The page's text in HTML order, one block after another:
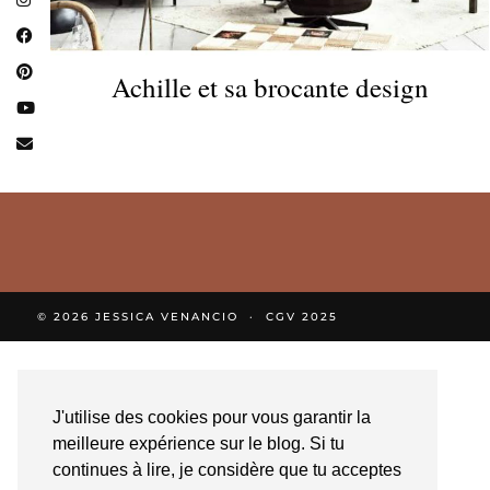
J'utilise des cookies pour vous garantir la
meilleure expérience sur le blog. Si tu
continues à lire, je considère que tu acceptes
Achille et sa brocante design
© 2026 JESSICA VENANCIO CGV 2025